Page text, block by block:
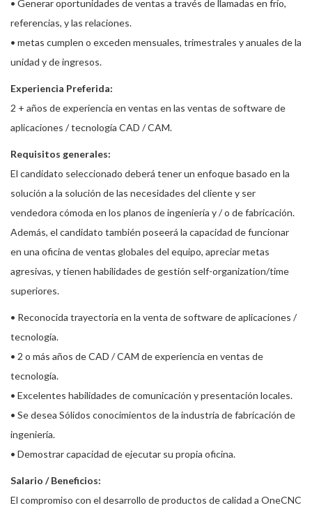
• Generar oportunidades de ventas a través de llamadas en frío,
referencias, y las relaciones.
• metas cumplen o exceden mensuales, trimestrales y anuales de la
unidad y de ingresos.
Experiencia Preferida:
2 + años de experiencia en ventas en las ventas de software de
aplicaciones / tecnología CAD / CAM.
Requisitos generales:
El candidato seleccionado deberá tener un enfoque basado en la
solución a la solución de las necesidades del cliente y ser
vendedora cómoda en los planos de ingeniería y / o de fabricación.
Además, el candidato también poseerá la capacidad de funcionar
en una oficina de ventas globales del equipo, apreciar metas
agresivas, y tienen habilidades de gestión self-organization/time
superiores.
• Reconocida trayectoria en la venta de software de aplicaciones /
tecnología.
• 2 o más años de CAD / CAM de experiencia en ventas de
tecnología.
• Excelentes habilidades de comunicación y presentación locales.
• Se desea Sólidos conocimientos de la industria de fabricación de
ingeniería.
• Demostrar capacidad de ejecutar su propia oficina.
Salario / Beneficios:
El compromiso con el desarrollo de productos de calidad a OneCNC